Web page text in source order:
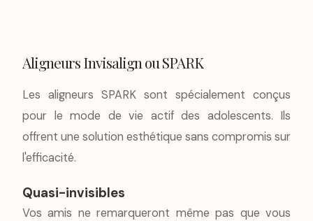
Aligneurs Invisalign ou SPARK
Les aligneurs SPARK sont spécialement conçus
pour le mode de vie actif des adolescents. Ils
offrent une solution esthétique sans compromis sur
l'efficacité.
Quasi-invisibles
Vos amis ne remarqueront même pas que vous